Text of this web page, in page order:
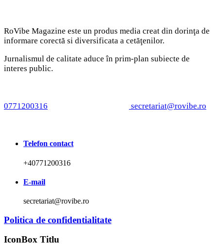
RoVibe Magazine este un produs media creat din dorinţa de
informare corectă si diversificata a cetăţenilor.
Jurnalismul de calitate aduce în prim-plan subiecte de
interes public.
0771200316
secretariat@rovibe.ro
Telefon contact
+40771200316
E-mail
secretariat@rovibe.ro
Politica de confidentialitate
IconBox Titlu